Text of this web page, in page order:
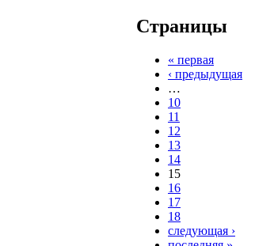
Страницы
« первая
‹ предыдущая
…
10
11
12
13
14
15
16
17
18
следующая ›